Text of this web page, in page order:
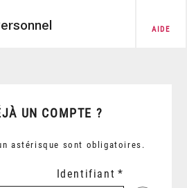
AIDE
UN COMPTE ?
astérisque sont obligatoires.
Identifiant